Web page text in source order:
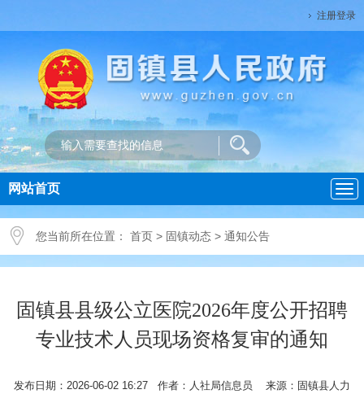
注册登录
导
航
网站首页
您当前所在位置： 首页 > 固镇动态 > 通知公告
固镇县县级公立医院2026年度公开招聘
专业技术人员现场资格复审的通知
发布日期：2026-06-02 16:27 作者：人社局信息员 来源：固镇县人力